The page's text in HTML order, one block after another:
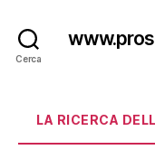
Cerca
LA RICERCA